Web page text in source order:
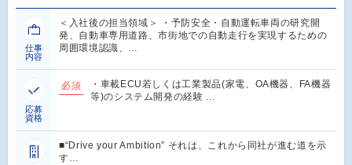
仕事
内容
＜入社後の担当領域＞ ・予防安全・自動運転車両の研究開
発、自動車専用道路、市街地での自動走行を実現するための
周囲環境認識、…
応募
資格
必須
・車載ECU若しくは工業製品(家電、OA機器、FA機器
等)のシステム開発の経験 …
■“Drive your Ambition” それは、これから同社が進む道を示
す…